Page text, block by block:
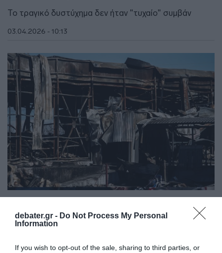
debater.gr - Do Not Process My Personal
Information
If you wish to opt-out of the sale, sharing to third parties, or
Το τραγικό δυστύχημα δεν ήταν "τυχαίο" συμβάν
03.04.2026 - 10:13
Τραγωδία στη «Βιολάντα»: Εκτεταμένη
διάβρωση στις σωληνώσεις προπανίου